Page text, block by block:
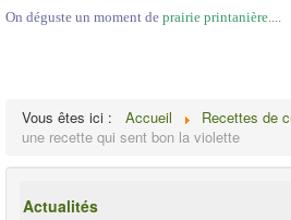
On déguste un moment de prairie printanière....
Vous êtes ici : Accueil
Recettes de
une recette qui sent bon la violette
Actualités